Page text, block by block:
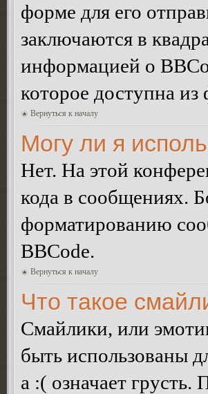
форме для его
заключаются в
информацией о
которое доступна
Вернуться к началу
Могу ли я
Нет. На этой
кода в сообщениях.
форматированию
BBCode.
Вернуться к началу
Что такое
Смайлики, или
быть использованы
а :( означает